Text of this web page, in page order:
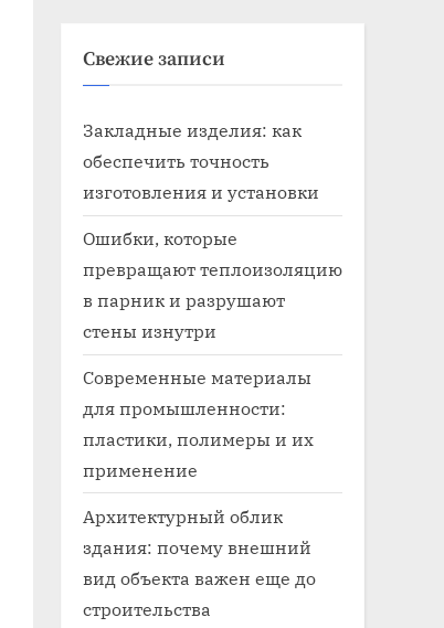
Свежие записи
Закладные изделия: как
обеспечить точность
изготовления и установки
Ошибки, которые
превращают теплоизоляцию
в парник и разрушают
стены изнутри
Современные материалы
для промышленности:
пластики, полимеры и их
применение
Архитектурный облик
здания: почему внешний
вид объекта важен еще до
строительства